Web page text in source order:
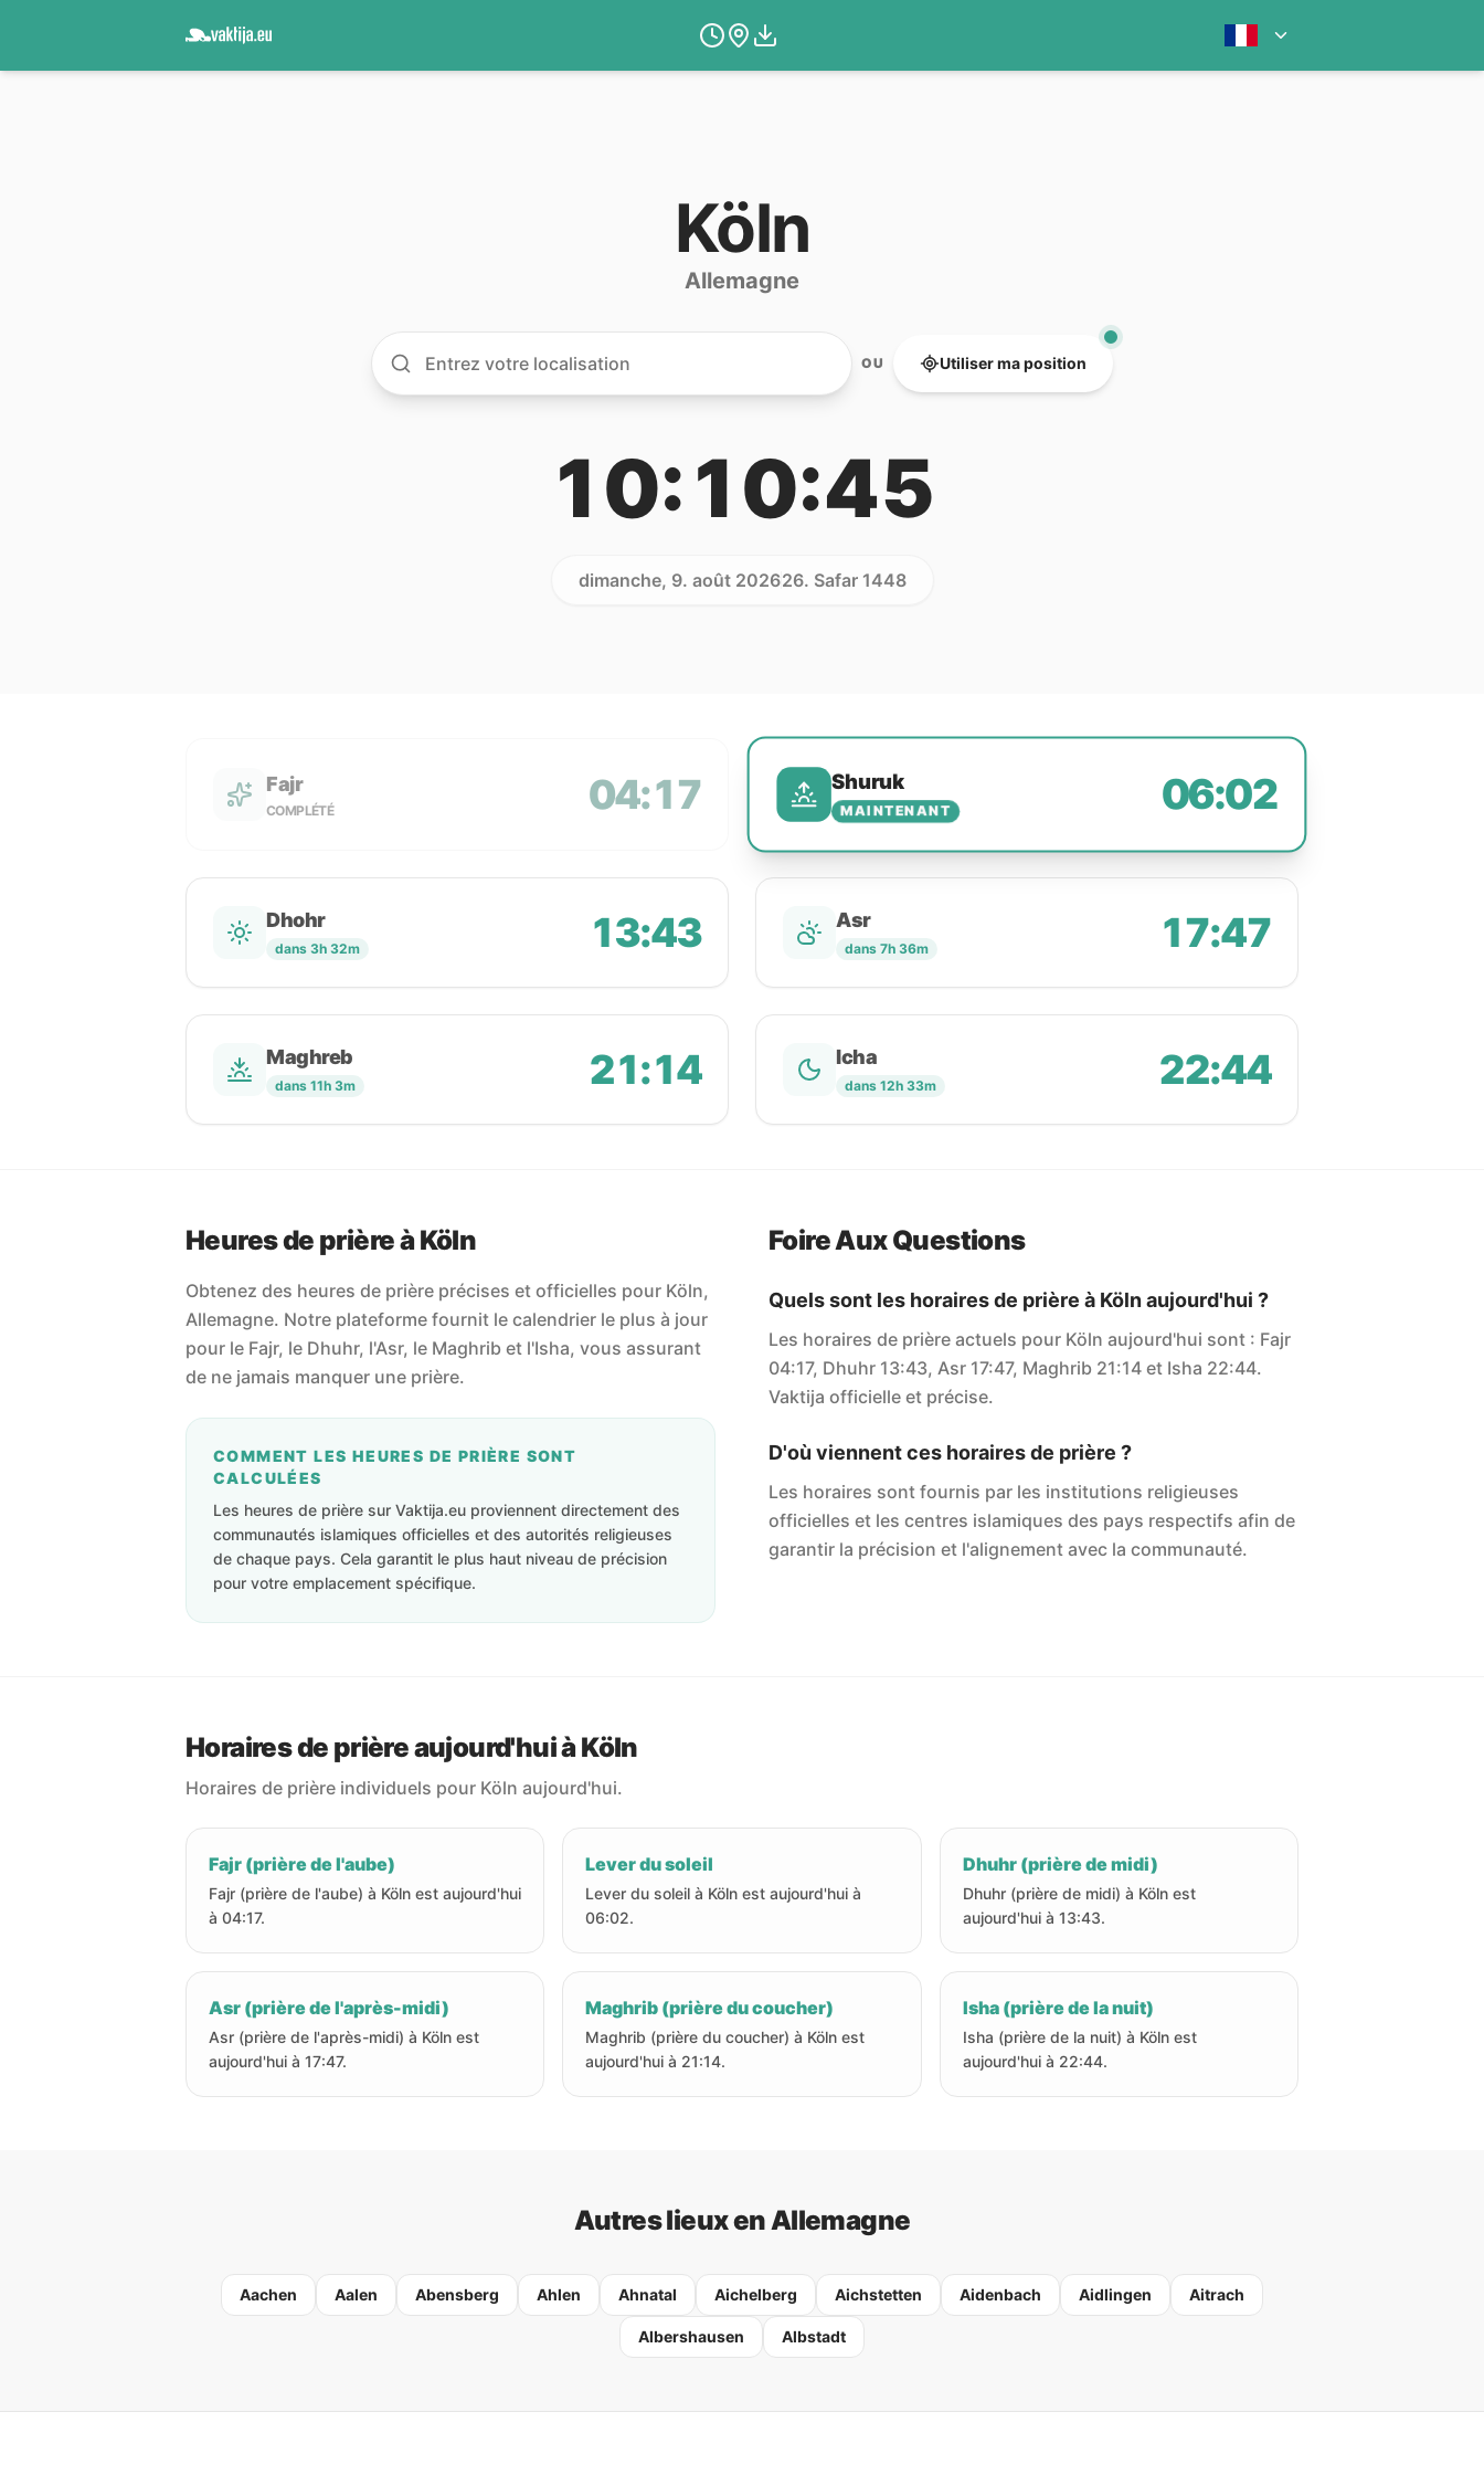
Köln
Allemagne
OU Utiliser ma position
10:10:45
dimanche, 9. août 202626. Safar 1448
Fajr
COMPLÉTÉ 04:17 Shuruk
MAINTENANT 06:02
Dhohr
dans 3h 32m 13:43 Asr
dans 7h 36m 17:47
Maghreb
dans 11h 3m 21:14 Icha
dans 12h 33m 22:44
Heures de prière à Köln
Obtenez des heures de prière précises et officielles pour Köln,
Allemagne. Notre plateforme fournit le calendrier le plus à jour
pour le Fajr, le Dhuhr, l'Asr, le Maghrib et l'Isha, vous assurant
de ne jamais manquer une prière.
COMMENT LES HEURES DE PRIÈRE SONT
CALCULÉES
Les heures de prière sur Vaktija.eu proviennent directement des
communautés islamiques officielles et des autorités religieuses
de chaque pays. Cela garantit le plus haut niveau de précision
pour votre emplacement spécifique.
Foire Aux Questions
Quels sont les horaires de prière à Köln aujourd'hui ?
Les horaires de prière actuels pour Köln aujourd'hui sont : Fajr
04:17, Dhuhr 13:43, Asr 17:47, Maghrib 21:14 et Isha 22:44.
Vaktija officielle et précise.
D'où viennent ces horaires de prière ?
Les horaires sont fournis par les institutions religieuses
officielles et les centres islamiques des pays respectifs afin de
garantir la précision et l'alignement avec la communauté.
Horaires de prière aujourd'hui à Köln
Horaires de prière individuels pour Köln aujourd'hui.
Fajr (prière de l'aube)
Fajr (prière de l'aube) à Köln est aujourd'hui
à 04:17.
Lever du soleil
Lever du soleil à Köln est aujourd'hui à
06:02.
Dhuhr (prière de midi)
Dhuhr (prière de midi) à Köln est
aujourd'hui à 13:43.
Asr (prière de l'après-midi)
Asr (prière de l'après-midi) à Köln est
aujourd'hui à 17:47.
Maghrib (prière du coucher)
Maghrib (prière du coucher) à Köln est
aujourd'hui à 21:14.
Isha (prière de la nuit)
Isha (prière de la nuit) à Köln est
aujourd'hui à 22:44.
Autres lieux en Allemagne
Aachen Aalen Abensberg Ahlen Ahnatal Aichelberg Aichstetten Aidenbach Aidlingen Aitrach
Albershausen Albstadt